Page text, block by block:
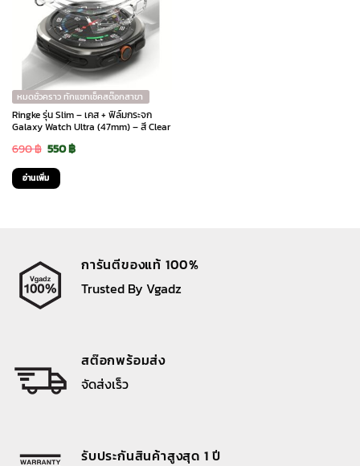
หมดชั่วคราว ทักแชทเช็คสต๊อกสาขา
Ringke รุ่น Slim – เคส + ฟิล์มกระจก
Galaxy Watch Ultra (47mm) – สี Clear
690฿ Original
price
was:
550฿Current
อ่านเพิ่ม
การันตีของแท้ 100%
Trusted By Vgadz
สต๊อกพร้อมส่ง
จัดส่งเร็ว
รับประกันสินค้าสูงสุด 1 ปี